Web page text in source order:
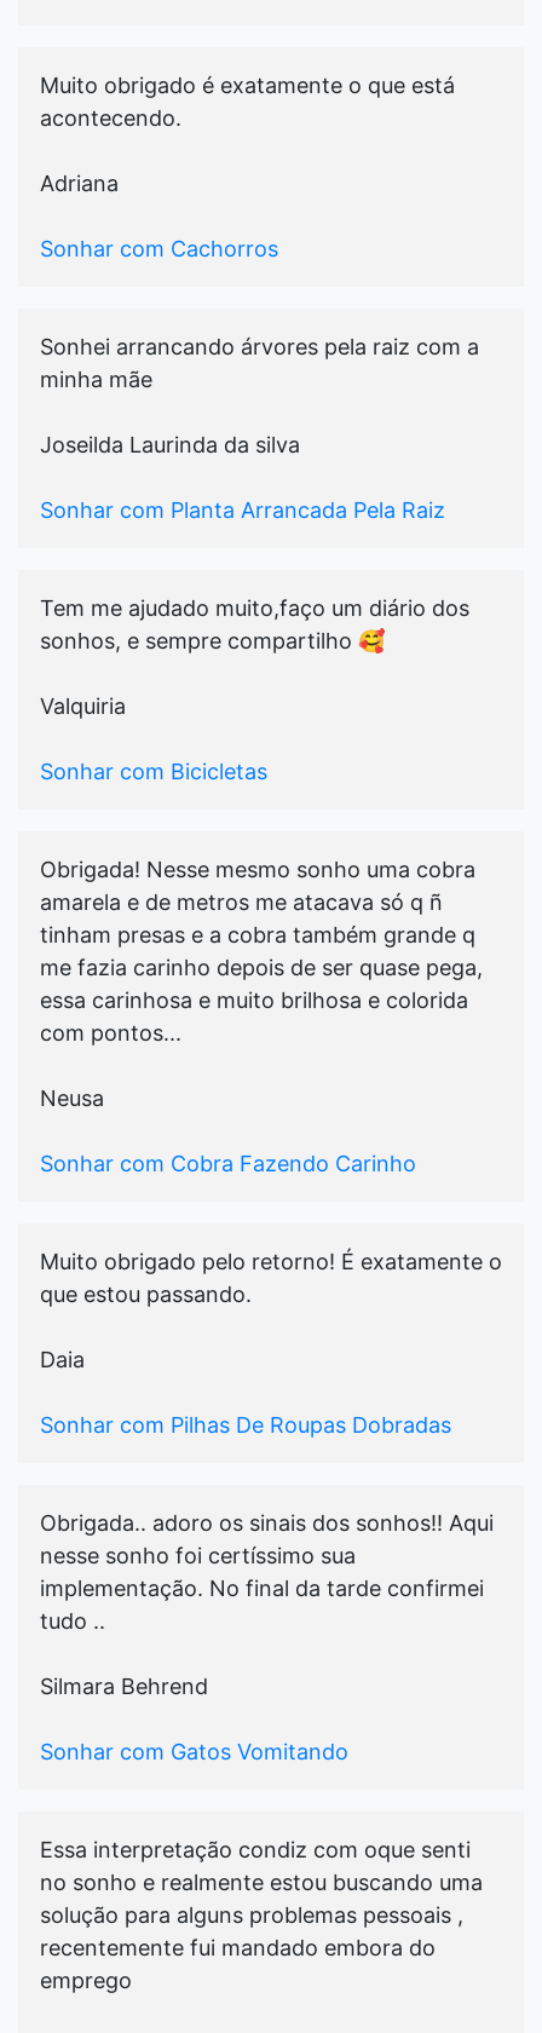
Muito obrigado é exatamente o que está
acontecendo.
Adriana
Sonhar com Cachorros
Sonhei arrancando árvores pela raiz com a
minha mãe
Joseilda Laurinda da silva
Sonhar com Planta Arrancada Pela Raiz
Tem me ajudado muito,faço um diário dos
sonhos, e sempre compartilho 🥰
Valquiria
Sonhar com Bicicletas
Obrigada! Nesse mesmo sonho uma cobra
amarela e de metros me atacava só q ñ
tinham presas e a cobra também grande q
me fazia carinho depois de ser quase pega,
essa carinhosa e muito brilhosa e colorida
com pontos...
Neusa
Sonhar com Cobra Fazendo Carinho
Muito obrigado pelo retorno! É exatamente o
que estou passando.
Daia
Sonhar com Pilhas De Roupas Dobradas
Obrigada.. adoro os sinais dos sonhos!! Aqui
nesse sonho foi certíssimo sua
implementação. No final da tarde confirmei
tudo ..
Silmara Behrend
Sonhar com Gatos Vomitando
Essa interpretação condiz com oque senti
no sonho e realmente estou buscando uma
solução para alguns problemas pessoais ,
recentemente fui mandado embora do
emprego